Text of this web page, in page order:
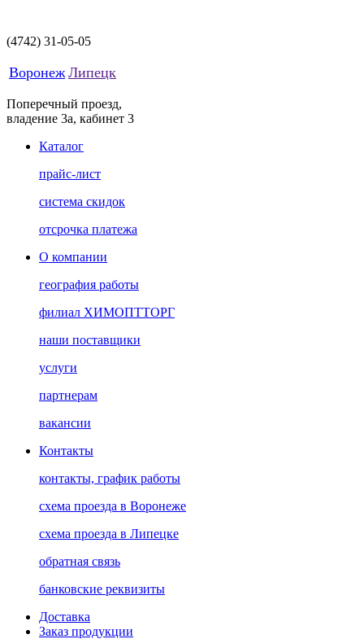
(4742) 31-05-05
Воронеж Липецк
Поперечный проезд,
владение 3а, кабинет 3
Каталог
прайс-лист
система скидок
отсрочка платежа
О компании
география работы
филиал ХИМОПТТОРГ
наши поставщики
услуги
партнерам
вакансии
Контакты
контакты, график работы
схема проезда в Воронеже
схема проезда в Липецке
обратная связь
банковские реквизиты
Доставка
Заказ продукции